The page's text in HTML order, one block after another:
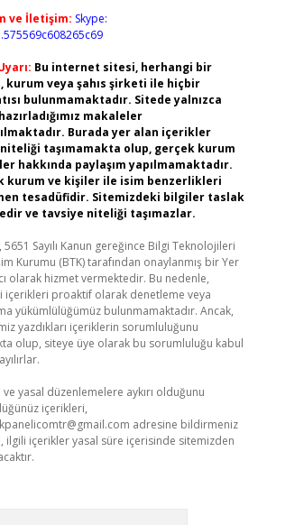
ve İletişim: Skype:
Bu internet sitesi, herhangi bir
kurum veya şahıs şirketi ile hiçbir
bulunmamaktadır. Sitede yalnızca
makaleler
Burada yer alan içerikler
taşımamakta olup, gerçek kurum
hakkında paylaşım yapılmamaktadır.
kurum ve kişiler ile isim benzerlikleri
tesadüfidir. Sitemizdeki bilgiler taslak
ve tavsiye niteliği taşımazlar.
5651 Sayılı Kanun gereğince Bilgi Teknolojileri
Kurumu (BTK) tarafından onaylanmış bir Yer
olarak hizmet vermektedir. Bu nedenle,
içerikleri proaktif olarak denetleme veya
yükümlülüğümüz bulunmamaktadır. Ancak,
yazdıkları içeriklerin sorumluluğunu
olup, siteye üye olarak bu sorumluluğu kabul
ve yasal düzenlemelere aykırı olduğunu
içerikleri,
adresine bildirmeniz
ilgili içerikler yasal süre içerisinde sitemizden